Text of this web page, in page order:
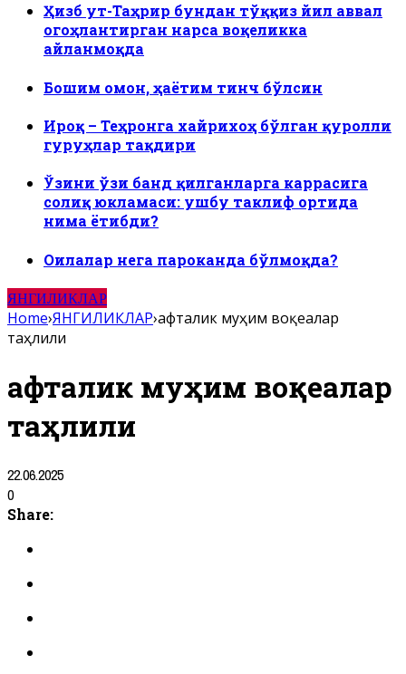
Ҳизб ут-Таҳрир бундан тўққиз йил аввал
огоҳлантирган нарса воқеликка
айланмоқда
Бошим омон, ҳаётим тинч бўлсин
Ироқ – Теҳронга хайрихоҳ бўлган қуролли
гуруҳлар тақдири
Ўзини ўзи банд қилганларга каррасига
солиқ юкламаси: ушбу таклиф ортида
нима ётибди?
Оилалар нега пароканда бўлмоқда?
ЯНГИЛИКЛАР
Home›ЯНГИЛИКЛАР›Ҳафталик муҳим воқеалар
таҳлили
Ҳафталик муҳим воқеалар
таҳлили
22.06.2025
0
Share: